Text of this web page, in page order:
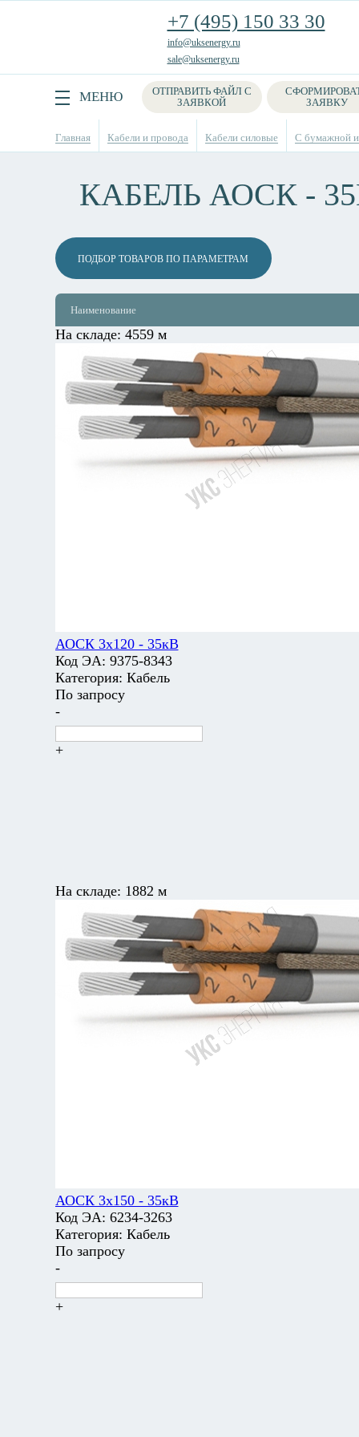
+7 (495) 150 33 30
info@uksenergy.ru
sale@uksenergy.ru
МЕНЮ
ОТПРАВИТЬ ФАЙЛ С
ЗАЯВКОЙ
ЗАЯВКУ
Поиск
Главная Кабели и провода Кабели силовые С бумажной
КАБЕЛЬ АОСК -
ПОДБОР ТОВАРОВ ПО ПАРАМЕТРАМ
Наименование
На складе: 4559 м
АОСК 3х120 - 35кВ
Код ЭА: 9375-8343
Категория: Кабель
По запросу
-
+
На складе: 1882 м
АОСК 3х150 - 35кВ
Код ЭА: 6234-3263
Категория: Кабель
По запросу
-
+